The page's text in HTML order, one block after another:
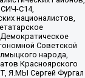
С14,
националистов,
Советской
народа,
Красноярского
Я.МЫ Сергей Фургал